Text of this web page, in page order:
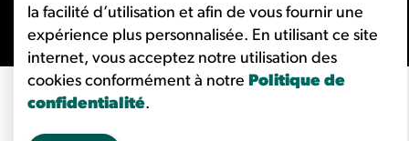
la facilité d’utilisation et afin de vous fournir une
expérience plus personnalisée. En utilisant ce site
internet, vous acceptez notre utilisation des
cookies conformément à notre Politique de
confidentialité.